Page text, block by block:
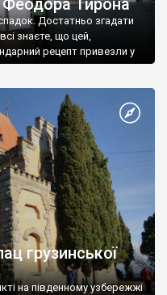
Достатньо згадати
знаєте, що цей,
рецепт привезли у
грузинської
на південному узбережжі